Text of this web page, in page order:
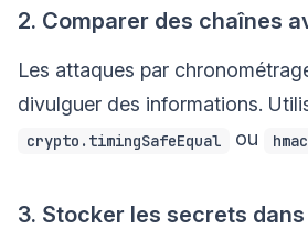
2. Comparer des chaînes
Les attaques par
divulguer des informations.
crypto.timingSafeEqual ou
3. Stocker les secrets